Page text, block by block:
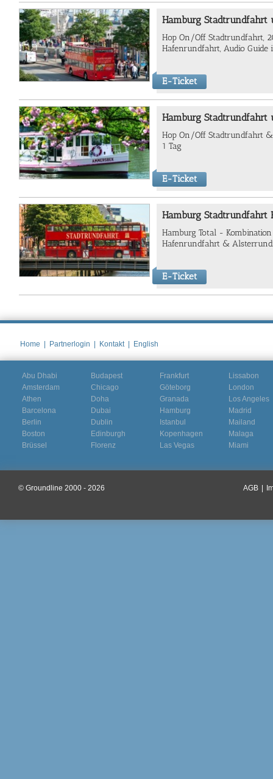
Hamburg Stadtrundfahrt
Hop On/Off Stadtrundfahrt,
Hafenrundfahrt, Audio Guide
E-Ticket
Hamburg
Hop On/Off Stadtrundfahrt
1 Tag
E-Ticket
Hamburg Stadtrundfahrt
Hamburg Total -
Hafenrundfahrt &
E-Ticket
Home Partnerlogin Kontakt English
Abu Dhabi
Amsterdam
Athen
Barcelona
Berlin
Boston
Brüssel
Budapest
Chicago
Doha
Dubai
Dublin
Edinburgh
Florenz
Frankfurt
Göteborg
Granada
Hamburg
Istanbul
Kopenhagen
Las Vegas
Lissabon
London
Los Angeles
Madrid
Mailand
Malaga
Miami
© Groundline 2000 - 2026 AGB